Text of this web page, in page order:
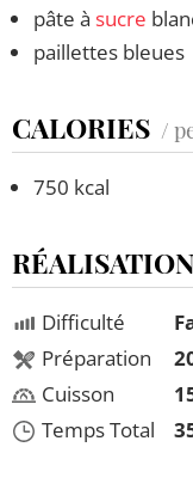
pâte à sucre
paillettes bleues
CALORIES /
750 kcal
RÉALISATION
Difficulté
Préparation
Cuisson
Temps Total